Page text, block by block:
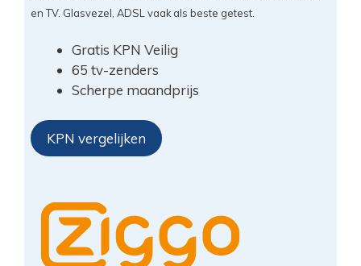
en TV. Glasvezel, ADSL vaak als beste getest.
Gratis KPN Veilig
65 tv-zenders
Scherpe maandprijs
KPN vergelijken